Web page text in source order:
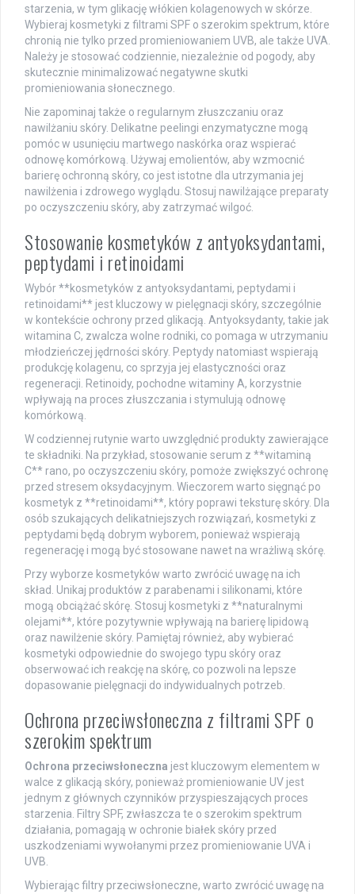
starzenia, w tym glikację włókien kolagenowych w skórze.
Wybieraj kosmetyki z filtrami SPF o szerokim spektrum, które
chronią nie tylko przed promieniowaniem UVB, ale także UVA.
Należy je stosować codziennie, niezależnie od pogody, aby
skutecznie minimalizować negatywne skutki
promieniowania słonecznego.
Nie zapominaj także o regularnym złuszczaniu oraz
nawilżaniu skóry. Delikatne peelingi enzymatyczne mogą
pomóc w usunięciu martwego naskórka oraz wspierać
odnowę komórkową. Używaj emolientów, aby wzmocnić
barierę ochronną skóry, co jest istotne dla utrzymania jej
nawilżenia i zdrowego wyglądu. Stosuj nawilżające preparaty
po oczyszczeniu skóry, aby zatrzymać wilgoć.
Stosowanie kosmetyków z antyoksydantami,
peptydami i retinoidami
Wybór **kosmetyków z antyoksydantami, peptydami i
retinoidami** jest kluczowy w pielęgnacji skóry, szczególnie
w kontekście ochrony przed glikacją. Antyoksydanty, takie jak
witamina C, zwalcza wolne rodniki, co pomaga w utrzymaniu
młodzieńczej jędrności skóry. Peptydy natomiast wspierają
produkcję kolagenu, co sprzyja jej elastyczności oraz
regeneracji. Retinoidy, pochodne witaminy A, korzystnie
wpływają na proces złuszczania i stymulują odnowę
komórkową.
W codziennej rutynie warto uwzględnić produkty zawierające
te składniki. Na przykład, stosowanie serum z **witaminą
C** rano, po oczyszczeniu skóry, pomoże zwiększyć ochronę
przed stresem oksydacyjnym. Wieczorem warto sięgnąć po
kosmetyk z **retinoidami**, który poprawi teksturę skóry. Dla
osób szukających delikatniejszych rozwiązań, kosmetyki z
peptydami będą dobrym wyborem, ponieważ wspierają
regenerację i mogą być stosowane nawet na wrażliwą skórę.
Przy wyborze kosmetyków warto zwrócić uwagę na ich
skład. Unikaj produktów z parabenami i silikonami, które
mogą obciążać skórę. Stosuj kosmetyki z **naturalnymi
olejami**, które pozytywnie wpływają na barierę lipidową
oraz nawilżenie skóry. Pamiętaj również, aby wybierać
kosmetyki odpowiednie do swojego typu skóry oraz
obserwować ich reakcję na skórę, co pozwoli na lepsze
dopasowanie pielęgnacji do indywidualnych potrzeb.
Ochrona przeciwsłoneczna z filtrami SPF o
szerokim spektrum
Ochrona przeciwsłoneczna jest kluczowym elementem w
walce z glikacją skóry, ponieważ promieniowanie UV jest
jednym z głównych czynników przyspieszających proces
starzenia. Filtry SPF, zwłaszcza te o szerokim spektrum
działania, pomagają w ochronie białek skóry przed
uszkodzeniami wywołanymi przez promieniowanie UVA i
UVB.
Wybierając filtry przeciwsłoneczne, warto zwrócić uwagę na